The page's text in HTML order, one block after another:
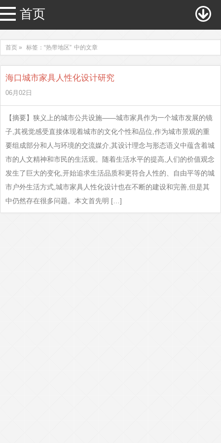
首页
首页 » 标签：“热带地区” 中的文章
海口城市家具人性化设计研究
06月02日
【摘要】狭义上的城市公共设施——城市家具作为一个城市发展的镜
子,其视觉感受直接体现着城市的文化个性和品位,作为城市景观的重
要组成部分和人与环境的交流媒介,其设计理念与形态语义中蕴含着城
市的人文精神和市民的生活观。随着生活水平的提高,人们的价值观念
发生了巨大的变化,开始追求生活品质和更符合人性的、自由平等的城
市户外生活方式,城市家具人性化设计也在不断的建设和完善,但是其
中仍然存在很多问题。本文首先明 […]